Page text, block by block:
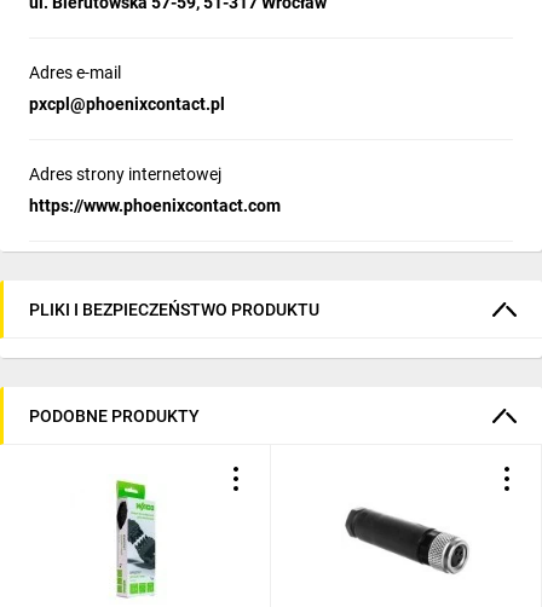
Adres e-mail
pxcpl@phoenixcontact.pl
Adres strony internetowej
https://www.phoenixcontact.com
PLIKI I BEZPIECZEŃSTWO PRODUKTU
PODOBNE PRODUKTY